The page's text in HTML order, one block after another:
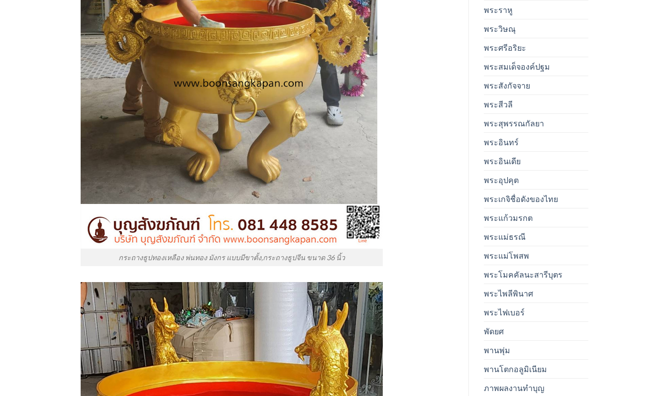
พระราหู
พระวิษณุ
พระศรีอริยะ
พระสมเด็จองค์ปฐม
พระสังกัจจาย
พระสีวลี
พระสุพรรณกัลยา
พระอินทร์
พระอินเดีย
พระอุปคุต
พระเกจิชื่อดังของไทย
พระแก้วมรกต
พระแม่ธรณี
พระแม่โพสพ
พระโมคคัลนะสารีบุตร
พระไพลีพินาศ
พระไฟเบอร์
พัดยศ
พานพุ่ม
พานโตกอลูมิเนียม
ภาพผลงานทำบุญ
กระถางธูปทองเหลือง พ่นทอง มังกร แบบมีขาตั้ง,กระถางธูปจีน ขนาด 36 นิ้ว